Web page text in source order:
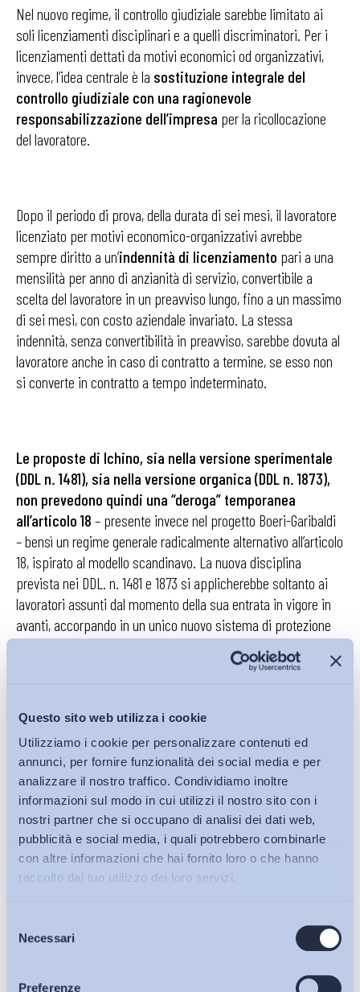
Questo sito web utilizza i cookie
Utilizziamo i cookie per personalizzare contenuti ed
annunci, per fornire funzionalità dei social media e per
analizzare il nostro traffico. Condividiamo inoltre
informazioni sul modo in cui utilizzi il nostro sito con i
nostri partner che si occupano di analisi dei dati web,
pubblicità e social media, i quali potrebbero combinarle
con altre informazioni che hai fornito loro o che hanno
raccolto dal tuo utilizzo dei loro servizi.
delNecessari
Preferenze
Bollettini ADAPT
Articoli
Nel nuovo regime, il controllo giudiziale sarebbe limitato ai
soli licenziamenti disciplinari e a quelli discriminatori. Per i
licenziamenti dettati da motivi economici od organizzativi,
invece, l’idea centrale è la sostituzione integrale del
controllo giudiziale con una ragionevole
responsabilizzazione dell’impresa per la ricollocazione
del lavoratore.
Dopo il periodo di prova, della durata di sei mesi, il lavoratore
licenziato per motivi economico-organizzativi avrebbe
sempre diritto a un’indennità di licenziamento pari a una
mensilità per anno di anzianità di servizio, convertibile a
scelta del lavoratore in un preavviso lungo, fino a un massimo
di sei mesi, con costo aziendale invariato. La stessa
indennità, senza convertibilità in preavviso, sarebbe dovuta al
lavoratore anche in caso di contratto a termine, se esso non
si converte in contratto a tempo indeterminato.
Le proposte di Ichino, sia nella versione sperimentale
(DDL n. 1481), sia nella versione organica (DDL n. 1873),
non prevedono quindi una “deroga” temporanea
all’articolo 18 – presente invece nel progetto Boeri-Garibaldi
– bensì un regime generale radicalmente alternativo all’articolo
18, ispirato al modello scandinavo. La nuova disciplina
prevista nei DDL. n. 1481 e 1873 si applicherebbe soltanto ai
lavoratori assunti dal momento della sua entrata in vigore in
avanti, accorpando in un unico nuovo sistema di protezione
unitario tutti i lavoratori in posizione di sostanziale
dipendenza economica (quindi anche quasi tutti quelli che
che oggi lavorano “con partita Iva”, pur traendo di fatto un uno
stipendio “limitato” da un unico committente).
Più recentemente, attraverso ilDisegno di leggen.
555/2013 (presentato dal Gruppo di Scelta Civica al Senato),
Ichino propone una soluzione alla «grave difficoltà della
regolarizzazione delle centinaia di migliaia di collaborazioni
specifico, il disposto normativo propone di rispondere
all’emergenza sopra menzionata offrendo a imprese e